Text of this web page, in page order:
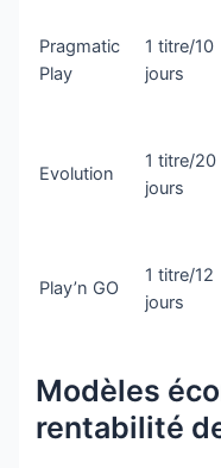
Pragmatic
Play
1 titre/10
jours
Evolution
1 titre/20
jours
Play’n GO
1 titre/12
jours
Modèles
rentabilité